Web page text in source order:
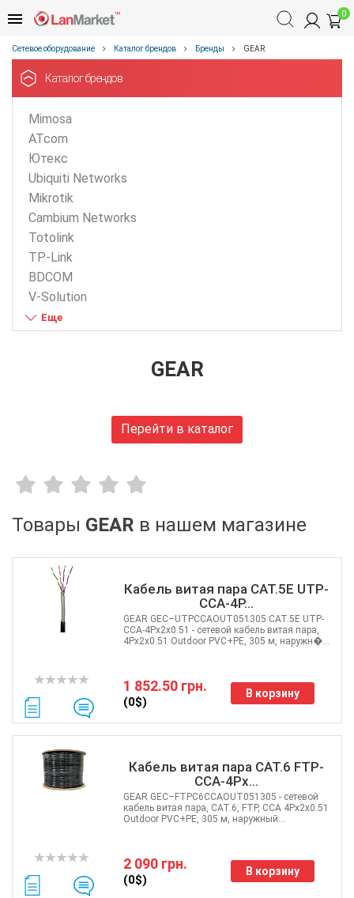
0
Сетевое оборудование Каталог брендов Бренды GEAR
Каталог брендов
Mimosa
ATcom
Ютекс
Ubiquiti Networks
Mikrotik
Cambium Networks
Totolink
TP-Link
BDCOM
V-Solution
ZTE
D-Link
Merlion
Dahua
Hikvision
Edge-core
Ruijie
Ok-net
MULTITEST
ATIS
CSV
Ripley
Ritar
Fujikura
Jilong
Одескабель
GEAR
Перейти в каталог
Товары GEAR в нашем магазине
Кабель витая пара CAT.5E UTP-
CCA-4P...
1 852.50 грн.
(0$)
В корзину
GEAR GEC–UTPCCAOUT051305 CAT.5E UTP-
CCA-4Px2x0.51 - сетевой кабель витая пара,
4Px2x0.51 Outdoor PVC+PE, 305 м, наружн�...
Кабель витая пара CAT.6 FTP-
CCA-4Px...
2 090 грн.
(0$)
В корзину
GEAR GEC–FTPC6CCAOUT051305 - сетевой
кабель витая пара, CAT.6, FTP, CCA 4Px2x0.51
Outdoor PVC+PE, 305 м, наружный...